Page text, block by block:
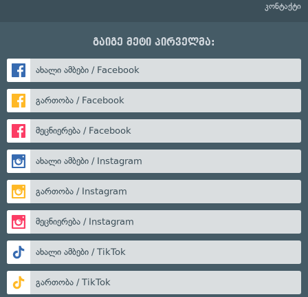
კონტაქტი
გაიგე მეტი პირველმა:
ახალი ამბები / Facebook
გართობა / Facebook
მეცნიერება / Facebook
ახალი ამბები / Instagram
გართობა / Instagram
მეცნიერება / Instagram
ახალი ამბები / TikTok
გართობა / TikTok